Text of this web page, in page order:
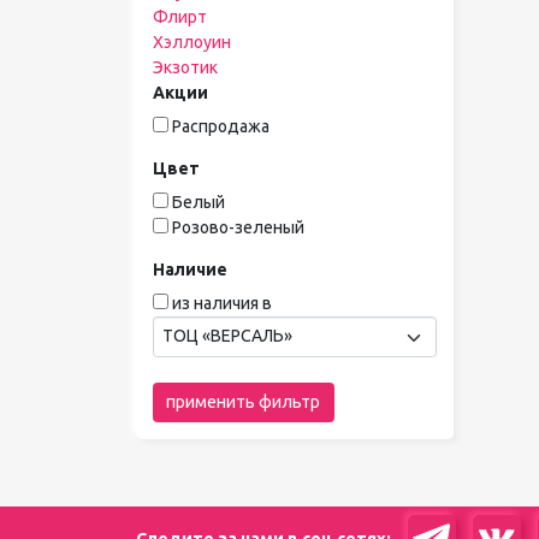
Флирт
Хэллоуин
Экзотик
Акции
Распродажа
Цвет
Белый
Розово-зеленый
Наличие
из наличия в
ТОЦ «ВЕРСАЛЬ»
применить фильтр